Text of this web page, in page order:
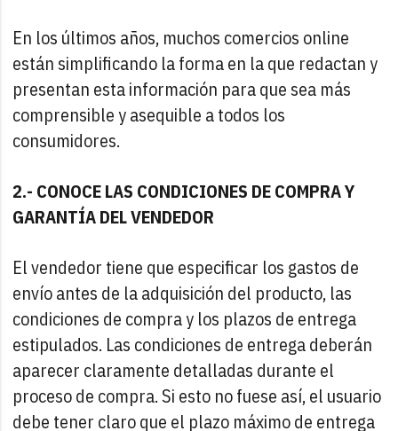
En los últimos años, muchos comercios online
están simplificando la forma en la que redactan y
presentan esta información para que sea más
comprensible y asequible a todos los
consumidores.
2.- CONOCE LAS CONDICIONES DE COMPRA Y
GARANTÍA DEL VENDEDOR
El vendedor tiene que especificar los gastos de
envío antes de la adquisición del producto, las
condiciones de compra y los plazos de entrega
estipulados. Las condiciones de entrega deberán
aparecer claramente detalladas durante el
proceso de compra. Si esto no fuese así, el usuario
debe tener claro que el plazo máximo de entrega